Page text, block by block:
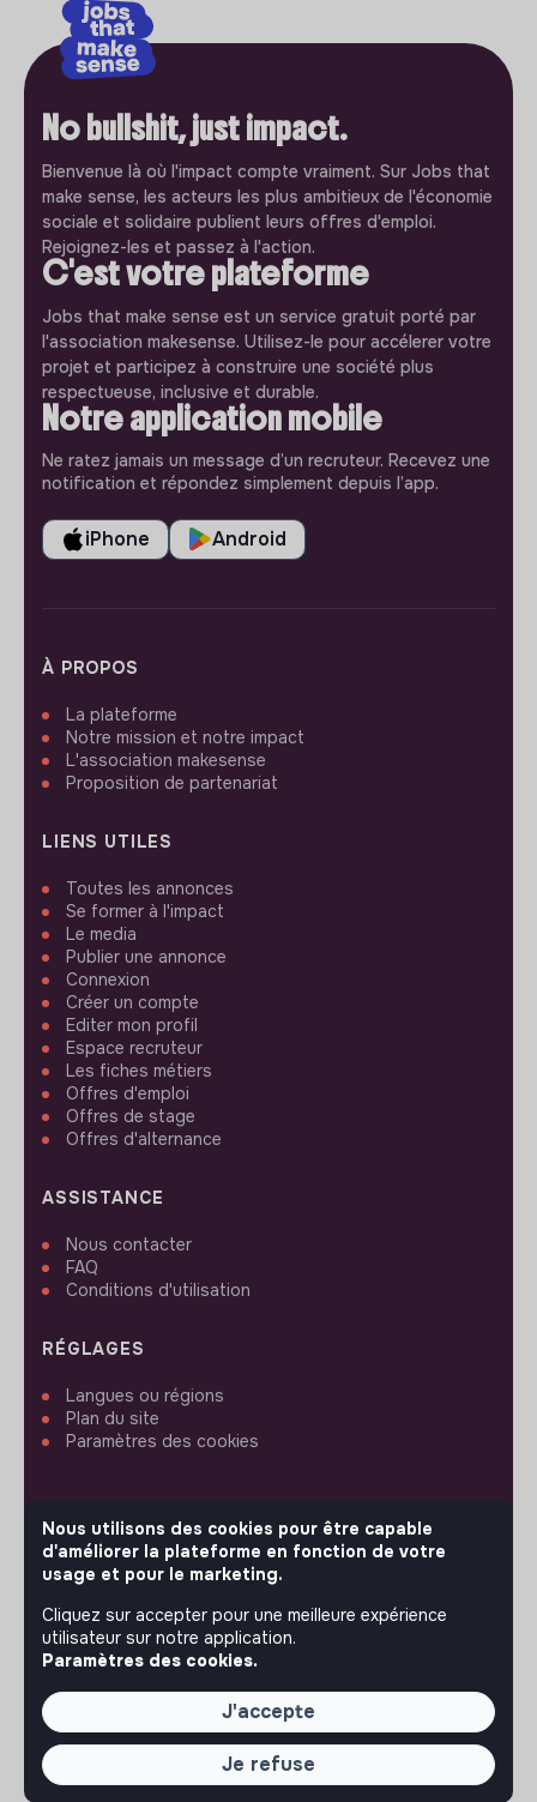
No bullshit, just impact.
Bienvenue là où l'impact compte vraiment. Sur Jobs that
make sense, les acteurs les plus ambitieux de l'économie
sociale et solidaire publient leurs offres d'emploi.
Rejoignez-les et passez à l'action.
C'est votre plateforme
Jobs that make sense est un service gratuit porté par
l'association makesense. Utilisez-le pour accélerer votre
projet et participez à construire une société plus
respectueuse, inclusive et durable.
Notre application mobile
Ne ratez jamais un message d’un recruteur. Recevez une
notification et répondez simplement depuis l’app.
iPhone Android
À PROPOS
La plateforme
Notre mission et notre impact
L'association makesense
Proposition de partenariat
LIENS UTILES
Toutes les annonces
Se former à l'impact
Le media
Publier une annonce
Connexion
Créer un compte
Editer mon profil
Espace recruteur
Les fiches métiers
Offres d'emploi
Offres de stage
Offres d'alternance
ASSISTANCE
Nous contacter
FAQ
Conditions d'utilisation
RÉGLAGES
Langues ou régions
Plan du site
Paramètres des cookies
SUIVEZ-NOUS
© 2026 jobs that makesense.
Nous utilisons des cookies pour être capable
d'améliorer la plateforme en fonction de votre
usage et pour le marketing.
Cliquez sur accepter pour une meilleure expérience
utilisateur sur notre application.
Paramètres des cookies.
J'accepte
Je refuse